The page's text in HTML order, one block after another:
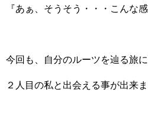
『あぁ、そうそう・・・こんな
今回も、自分のルーツを辿る旅
２人目の私と出会える事が出来ま